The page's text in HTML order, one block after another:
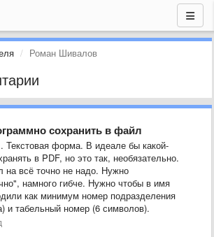
Роман Шивалов
сохранить в файл
Текстовая форма. В идеале бы какой-
в PDF, но это так, необязательно.
всё точно не надо. Нужно
намного гибче. Нужно чтобы в имя
как минимум номер подразделения
и табельный номер (6 символов).